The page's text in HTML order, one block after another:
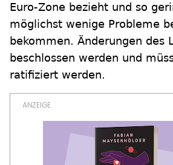
Euro-Zone bezieht und so
möglichst wenige Probleme
bekommen. Änderungen des
beschlossen werden und
ratifiziert werden.